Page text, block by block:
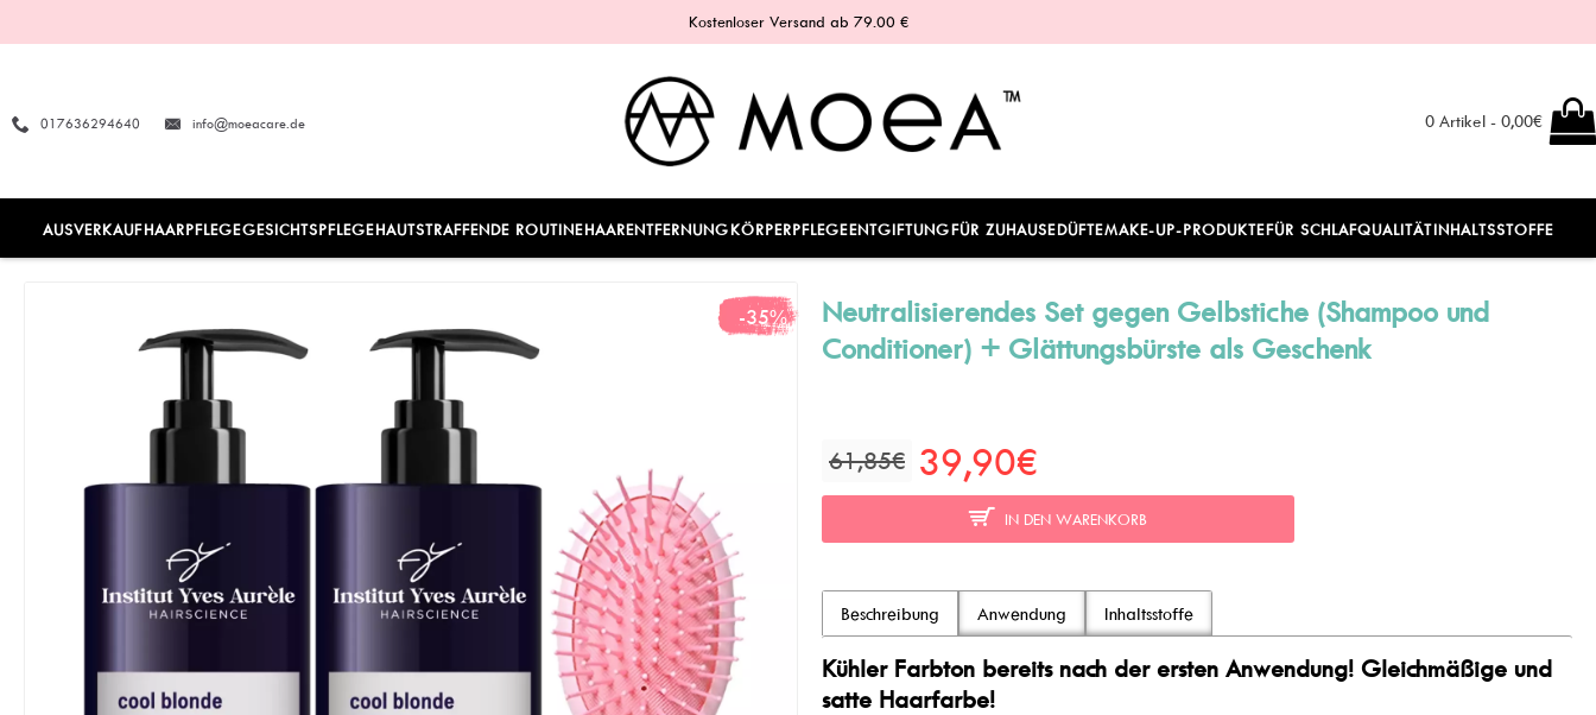
Kostenloser Versand ab 79.00 €
017636294640 info@moeacare.de 0 Artikel - 0,00€
AUSVERKAUFHAARPFLEGEGESICHTSPFLEGEHAUTSTRAFFENDE ROUTINEHAARENTFERNUNGKÖRPERPFLEGEENTGIFTUNGFÜR ZUHAUSEDÜFTEMAKE-UP-PRODUKTEFÜR SCHLAFQUALITÄTINHALTSSTOFFE
-35%
Neutralisierendes Set gegen Gelbstiche (Shampoo und
Conditioner) + Glättungsbürste als Geschenk
61,85€ 39,90€
IN DEN WARENKORB
Beschreibung Anwendung Inhaltsstoffe
Kühler Farbton bereits nach der ersten Anwendung! Gleichmäßige und
satte Haarfarbe!